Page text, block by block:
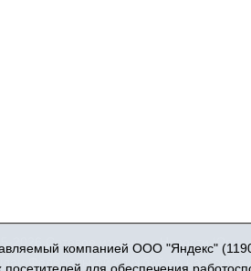
2026 Сетевое издание «Новости
Федеральной службой по надзору в
компанией ООО "Яндекс"